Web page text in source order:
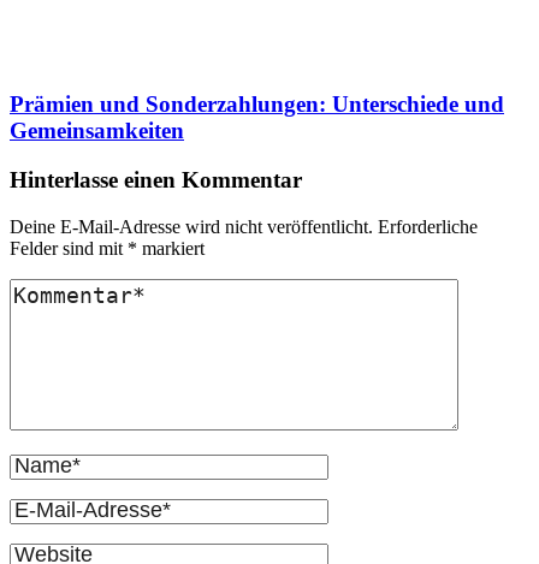
Prämien und Sonderzahlungen: Unterschiede und
Gemeinsamkeiten
Hinterlasse einen Kommentar
Deine E-Mail-Adresse wird nicht veröffentlicht. Erforderliche
Felder sind mit * markiert
Kommentar
Vollständiger
Name
E-
Mail
Website